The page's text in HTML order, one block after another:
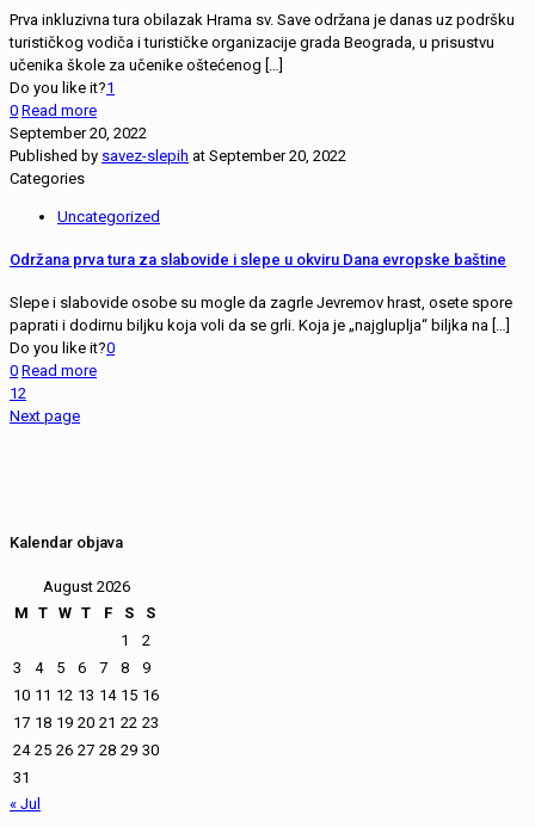
Prva inkluzivna tura obilazak Hrama sv. Save održana je danas uz podršku
turističkog vodiča i turističke organizacije grada Beograda, u prisustvu
učenika škole za učenike oštećenog […]
Do you like it?1
0 Read more
September 20, 2022
Published by savez-slepih at September 20, 2022
Categories
Uncategorized
Održana prva tura za slabovide i slepe u okviru Dana evropske baštine
Slepe i slabovide osobe su mogle da zagrle Jevremov hrast, osete spore
paprati i dodirnu biljku koja voli da se grli. Koja je „najgluplja“ biljka na […]
Do you like it?0
0 Read more
12
Next page
Kalendar objava
August 2026
M T W T F S
S
1
2
3
4 5 6 7 8
9
10 11 12 13 14 15 16
17 18 19 20 21 22 23
24 25 26 27 28 29 30
31
« Jul